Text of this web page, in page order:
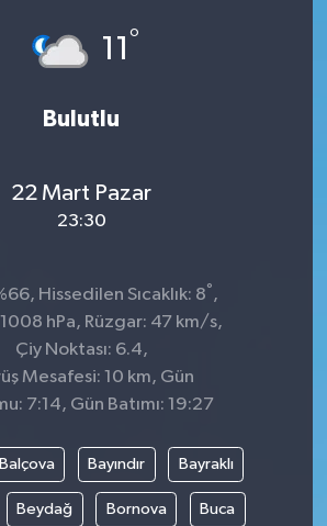
11°
Bulutlu
22 Mart Pazar
23:30
Hissedilen Sıcaklık: 8° ,
1008 hPa, Rüzgar: 47 km/s,
Çiy Noktası: 6.4,
Mesafesi: 10 km, Gün
7:14, Gün Batımı: 19:27
Balçova Bayındır Bayraklı
Beydağ Bornova Buca